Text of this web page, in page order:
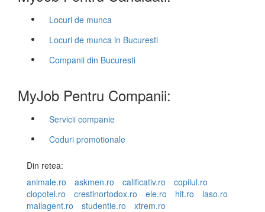
Locuri de munca
Locuri de munca in Bucuresti
Companii din Bucuresti
MyJob Pentru Companii:
Servicii companie
Coduri promotionale
Din retea:
animale.ro
askmen.ro calificativ.ro
copilul.ro
clopotel.ro
crestinortodox.ro ele.ro hit.ro
laso.ro
mailagent.ro
studentie.ro xtrem.ro